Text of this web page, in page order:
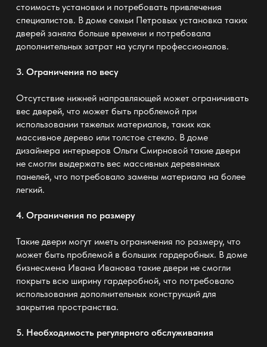
стоимость установки и потребовать привлечения
специалистов. В доме семьи Петровых установка таких
дверей заняла больше времени и потребовала
дополнительных затрат на услуги профессионалов.
3. Ограничения по весу
Отсутствие нижней направляющей может ограничивать
вес дверей, что может быть проблемой при
использовании тяжелых материалов, таких как
массивное дерево или толстое стекло. В доме
дизайнера интерьеров Ольги Смирновой такие двери
не смогли выдержать вес массивных деревянных
панелей, что потребовало замены материала на более
легкий.
4. Ограничения по размеру
Такие двери могут иметь ограничения по размеру, что
может быть проблемой в больших гардеробных. В доме
бизнесмена Ивана Иванова такие двери не смогли
покрыть всю ширину гардеробной, что потребовало
использования дополнительных конструкций для
закрытия пространства.
5. Необходимость регулярного обслуживания